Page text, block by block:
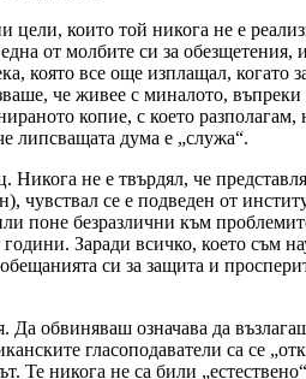
цели, които той никога не е
от молбите си за обезщетения,
която все още изплащал, когато
че живее с миналото,
копие, с което
липсващата дума е „служа“.
не е твърдял, че
чувствал се е подведен от
поне безразлични към
Заради всичко, което съм
си за защита и
Да обвиняваш означава да
гласоподаватели са се
Те никога не са били